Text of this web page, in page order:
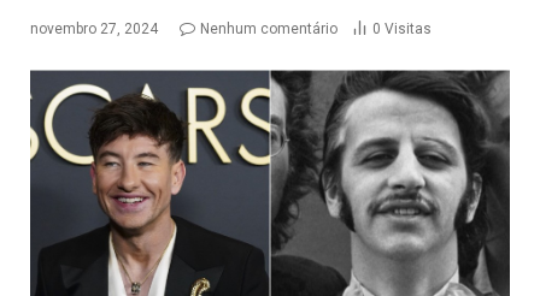
novembro 27, 2024 Nenhum comentário 0 Visitas